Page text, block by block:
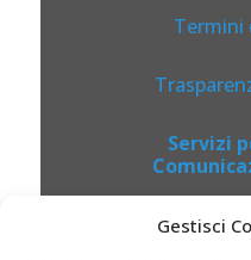
Gestisci
Termini
Servizi